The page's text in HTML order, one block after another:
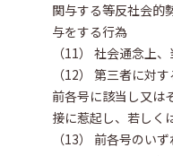
関与する等反社会的
与をする行為
（11） 社会通念上
（12） 第三者に対
前各号に該当し又は
接に惹起し、若しく
（13） 前各号のい